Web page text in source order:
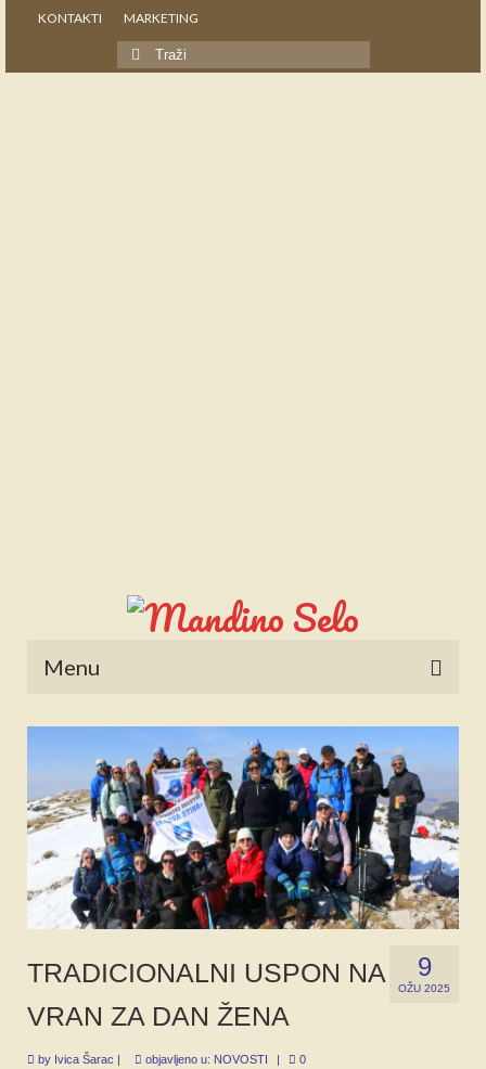
KONTAKTI MARKETING
Search
for:
Menu
POČETNA
NOVOSTI
STALNE RUBRIKE
NAŠA BAŠTINA
IZ ARHIVE
9
OŽU 2025
TRADICIONALNI USPON NA
VRAN ZA DAN ŽENA
by Ivica Šarac objavljeno u: NOVOSTI 0